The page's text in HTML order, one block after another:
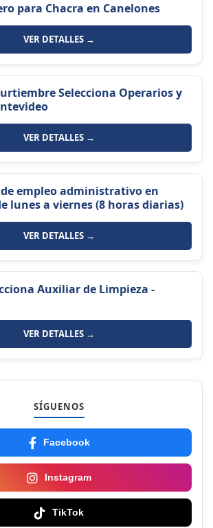
para Chacra en Canelones
VER DETALLES →
Selecciona Operarios y
VER DETALLES →
empleo administrativo en
lunes a viernes (8 horas diarias)
VER DETALLES →
Auxiliar de Limpieza -
VER DETALLES →
SÍGUENOS
Facebook
Instagram
TikTok